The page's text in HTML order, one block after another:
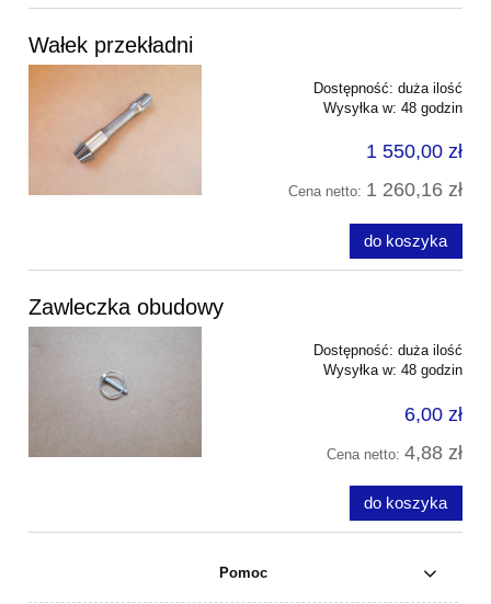
Wałek przekładni
Dostępność: duża ilość
Wysyłka w: 48 godzin
1 550,00 zł
Cena netto: 1 260,16 zł
do koszyka
Zawleczka obudowy
Dostępność: duża ilość
Wysyłka w: 48 godzin
6,00 zł
Cena netto: 4,88 zł
do koszyka
Pomoc